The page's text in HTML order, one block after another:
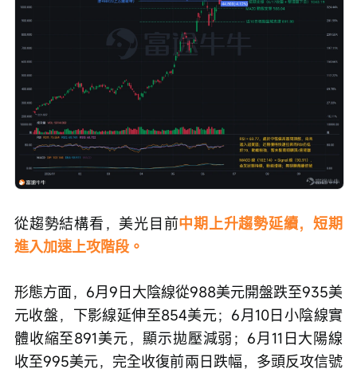
從趨勢結構看，美光目前中期上升趨勢延續，短期
進入加速上攻階段。
形態方面，6月9日大陰線從988美元開盤跌至935美
元收盤，下影線延伸至854美元；6月10日小陰線實
體收縮至891美元，顯示拋壓減弱；6月11日大陽線
收至995美元，完全收復前兩日跌幅，多頭反攻信號